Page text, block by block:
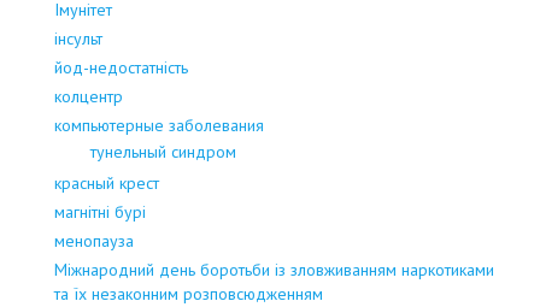
Імунітет
інсульт
йод-недостатність
колцентр
компьютерные заболевания
тунельный синдром
красный крест
магнітні бурі
менопауза
Міжнародний день боротьби із зловживанням наркотиками
та їх незаконним розповсюдженням